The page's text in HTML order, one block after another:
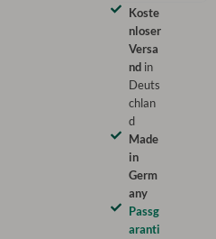
Koste
nloser
Versa
nd in
Deuts
chlan
d
Made
in
Germ
any
Passg
aranti